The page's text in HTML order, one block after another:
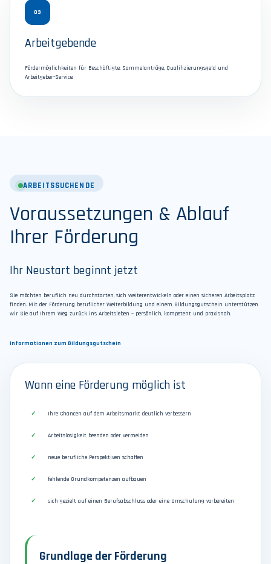
03
Arbeitgebende
Fördermöglichkeiten für Beschäftigte, Sammelanträge, Qualifizierungsgeld und
Arbeitgeber-Service.
ARBEITSSUCHENDE
Voraussetzungen & Ablauf
Ihrer Förderung
Ihr Neustart beginnt jetzt
Sie möchten beruflich neu durchstarten, sich weiterentwickeln oder einen sicheren Arbeitsplatz
finden. Mit der Förderung beruflicher Weiterbildung und einem Bildungsgutschein unterstützen
wir Sie auf Ihrem Weg zurück ins Arbeitsleben – persönlich, kompetent und praxisnah.
Informationen zum Bildungsgutschein
Wann eine Förderung möglich ist
Ihre Chancen auf dem Arbeitsmarkt deutlich verbessern
Arbeitslosigkeit beenden oder vermeiden
neue berufliche Perspektiven schaffen
fehlende Grundkompetenzen aufbauen
sich gezielt auf einen Berufsabschluss oder eine Umschulung vorbereiten
Grundlage der Förderung